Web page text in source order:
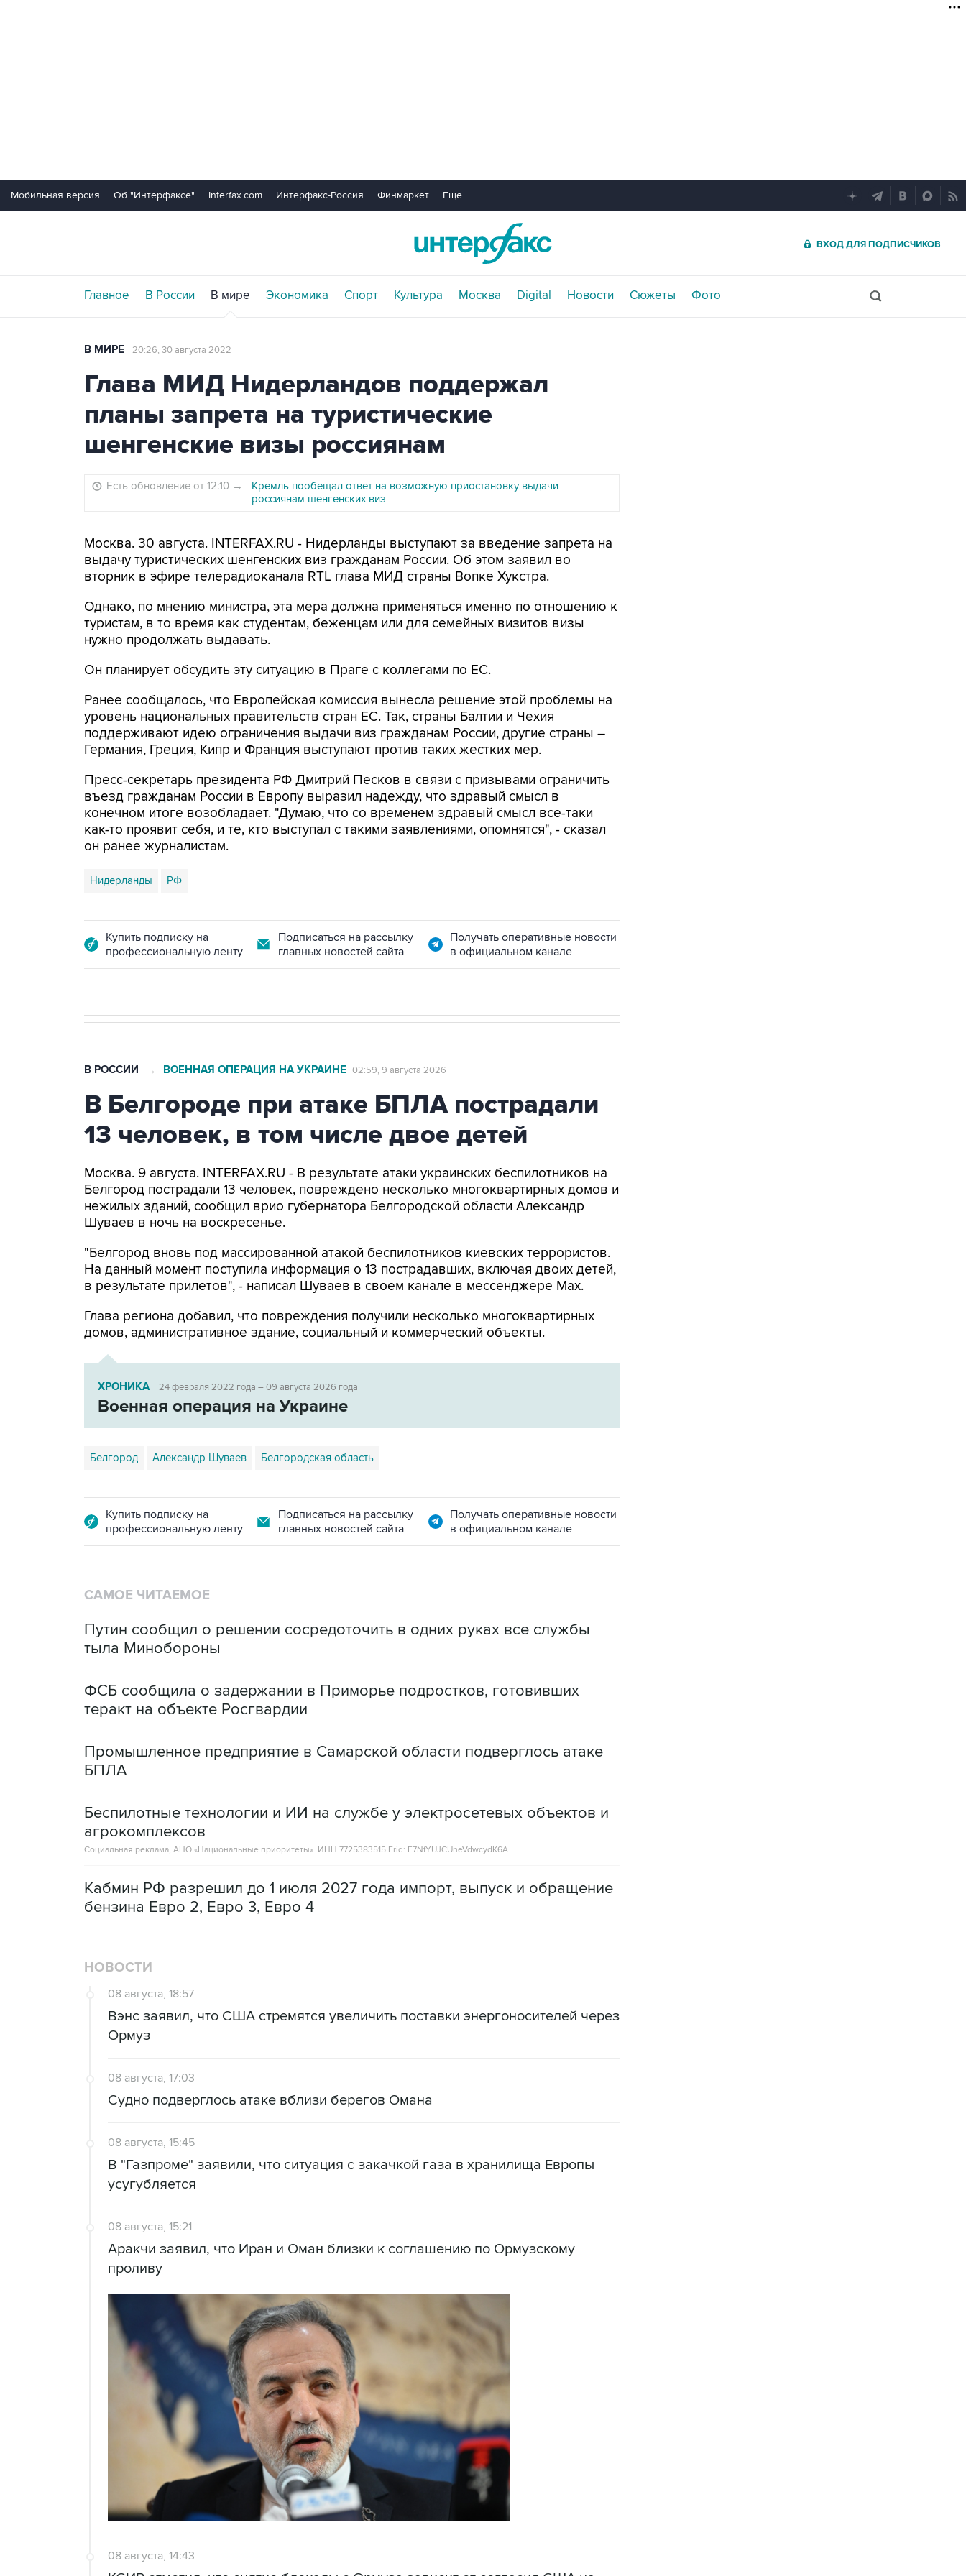
Мобильная версия Об "Интерфаксе" Interfax.com Интерфакс-Россия Финмаркет Еще...
ВХОД ДЛЯ ПОДПИСЧИКОВ
Главное В России В мире Экономика Спорт Культура Москва Digital Новости Сюжеты Фото
В МИРЕ 20:26, 30 августа 2022
Глава МИД Нидерландов поддержал
планы запрета на туристические
шенгенские визы россиянам
Есть обновление от 12:10 →
Кремль пообещал ответ на возможную приостановку выдачи
россиянам шенгенских виз
Москва. 30 августа. INTERFAX.RU - Нидерланды выступают за введение запрета на
выдачу туристических шенгенских виз гражданам России. Об этом заявил во
вторник в эфире телерадиоканала RTL глава МИД страны Вопке Хукстра.
Однако, по мнению министра, эта мера должна применяться именно по отношению к
туристам, в то время как студентам, беженцам или для семейных визитов визы
нужно продолжать выдавать.
Он планирует обсудить эту ситуацию в Праге с коллегами по ЕС.
Ранее сообщалось, что Европейская комиссия вынесла решение этой проблемы на
уровень национальных правительств стран ЕС. Так, страны Балтии и Чехия
поддерживают идею ограничения выдачи виз гражданам России, другие страны –
Германия, Греция, Кипр и Франция выступают против таких жестких мер.
Пресс-секретарь президента РФ Дмитрий Песков в связи с призывами ограничить
въезд гражданам России в Европу выразил надежду, что здравый смысл в
конечном итоге возобладает. "Думаю, что со временем здравый смысл все-таки
как-то проявит себя, и те, кто выступал с такими заявлениями, опомнятся", - сказал
он ранее журналистам.
Нидерланды РФ
Купить подписку на
профессиональную ленту
Подписаться на рассылку
главных новостей сайта
Получать оперативные новости
в официальном канале
В РОССИИ → ВОЕННАЯ ОПЕРАЦИЯ НА УКРАИНЕ 02:59, 9 августа 2026
В Белгороде при атаке БПЛА пострадали
13 человек, в том числе двое детей
Москва. 9 августа. INTERFAX.RU - В результате атаки украинских беспилотников на
Белгород пострадали 13 человек, повреждено несколько многоквартирных домов и
нежилых зданий, сообщил врио губернатора Белгородской области Александр
Шуваев в ночь на воскресенье.
"Белгород вновь под массированной атакой беспилотников киевских террористов.
На данный момент поступила информация о 13 пострадавших, включая двоих детей,
в результате прилетов", - написал Шуваев в своем канале в мессенджере Max.
Глава региона добавил, что повреждения получили несколько многоквартирных
домов, административное здание, социальный и коммерческий объекты.
ХРОНИКА 24 февраля 2022 года – 09 августа 2026 года
Военная операция на Украине
Белгород Александр Шуваев Белгородская область
Купить подписку на
профессиональную ленту
Подписаться на рассылку
главных новостей сайта
Получать оперативные новости
в официальном канале
САМОЕ ЧИТАЕМОЕ
Путин сообщил о решении сосредоточить в одних руках все службы
тыла Минобороны
ФСБ сообщила о задержании в Приморье подростков, готовивших
теракт на объекте Росгвардии
Промышленное предприятие в Самарской области подверглось атаке
БПЛА
Беспилотные технологии и ИИ на службе у электросетевых объектов и
агрокомплексов
Социальная реклама, АНО «Национальные приоритеты». ИНН 7725383515 Erid: F7NfYUJCUneVdwcydK6A
Кабмин РФ разрешил до 1 июля 2027 года импорт, выпуск и обращение
бензина Евро 2, Евро 3, Евро 4
НОВОСТИ
08 августа, 18:57
Вэнс заявил, что США стремятся увеличить поставки энергоносителей через
Ормуз
08 августа, 17:03
Судно подверглось атаке вблизи берегов Омана
08 августа, 15:45
В "Газпроме" заявили, что ситуация с закачкой газа в хранилища Европы
усугубляется
08 августа, 15:21
Аракчи заявил, что Иран и Оман близки к соглашению по Ормузскому
проливу
08 августа, 14:43